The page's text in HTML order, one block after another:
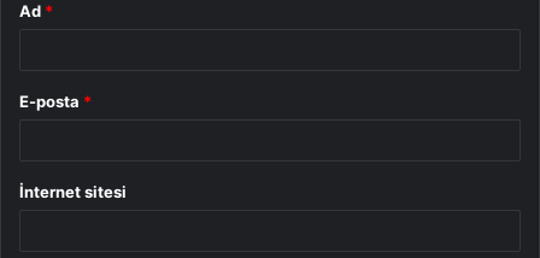
Ad *
E-posta *
İnternet sitesi